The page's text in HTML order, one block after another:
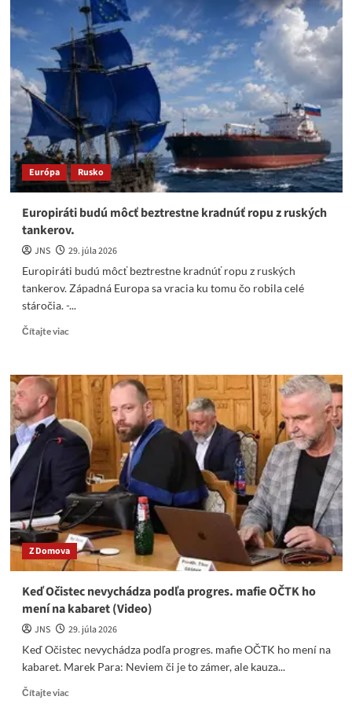
vraj
šikanuje
Polícia.
A
čo
mal
hovoriť
Gen.
Lučansky
?
Európa Rusko
Europiráti budú môcť beztrestne kradnúť ropu z ruských
tankerov.
JNS
29. júla 2026
Europiráti budú môcť beztrestne kradnúť ropu z ruských
tankerov. Západná Europa sa vracia ku tomu čo robila celé
stáročia. -...
Čítajte viacRead
Europiráti
budú
môcť
beztrestne
kradnúť
ropu
ruských
tankerov.
Z Domova
Keď Očistec nevychádza podľa progres. mafie OČTK ho
mení na kabaret (Video)
JNS
29. júla 2026
Keď Očistec nevychádza podľa progres. mafie OČTK ho mení na
kabaret. Marek Para: Neviem či je to zámer, ale kauza...
Čítajte viacRead